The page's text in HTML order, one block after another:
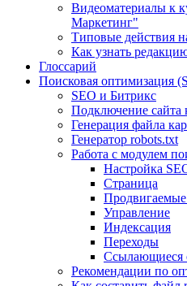
Видеоматериалы к
Маркетинг"
Типовые действия
Как узнать
Глоссарий
Поисковая оптимизация
SEO и Битрикс
Подключение сайта
Генерация файла
Генератор robots.txt
Работа с модулем
Настройка
Страница
Продвигаемые
Управление
Индексация
Переходы
Ссылающиеся
Рекомендации по